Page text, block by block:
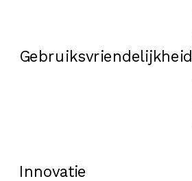
Gebruiksvriendelijkheid
Innovatie